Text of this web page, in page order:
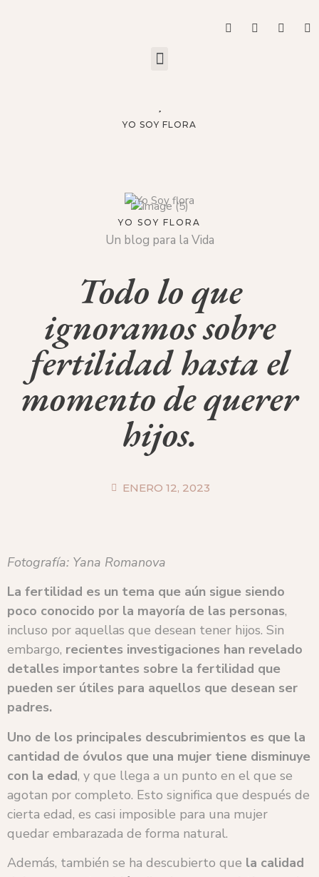
YO SOY FLORA
YO SOY FLORA
Un blog para la Vida
Todo lo que
ignoramos sobre
fertilidad hasta el
momento de querer
hijos.
ENERO 12, 2023
Fotografía: Yana Romanova
La fertilidad es un tema que aún sigue siendo
poco conocido por la mayoría de las personas,
incluso por aquellas que desean tener hijos. Sin
embargo, recientes investigaciones han revelado
detalles importantes sobre la fertilidad que
pueden ser útiles para aquellos que desean ser
padres.
Uno de los principales descubrimientos es que la
cantidad de óvulos que una mujer tiene disminuye
con la edad, y que llega a un punto en el que se
agotan por completo. Esto significa que después de
cierta edad, es casi imposible para una mujer
quedar embarazada de forma natural.
Además, también se ha descubierto que la calidad